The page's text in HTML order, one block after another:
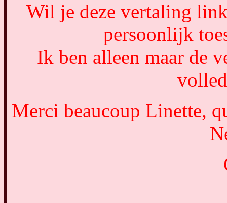
Wil je deze vertaling
persoonlijk
Ik ben alleen maar de
Merci beaucoup Linette,